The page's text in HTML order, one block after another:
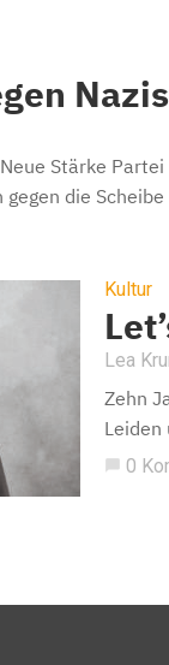
Nazis
Stärke
die Scheibe
Kultur
Lea
Zehn
Leiden
chat_bubble 0